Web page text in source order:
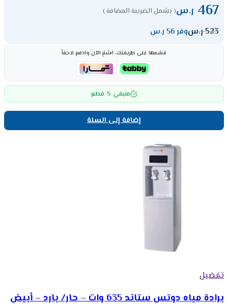
467 ر.س( يشمل الضريبة المضافة )
523ر.سوفر 56 ر.س
قسّمها على طريقتك، اشترِ الآن وادفع لاحقاً
متبقي 5 قطع
إضافة إلى السلة
تفضيل
برادة مياه دوتس ستاند 635 وات – حار/ بارد – أبيض